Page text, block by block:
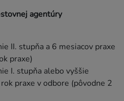
agentúry
II. stupňa a 6 mesiacov praxe
praxe)
I. stupňa alebo vyššie
praxe v odbore (pôvodne 2